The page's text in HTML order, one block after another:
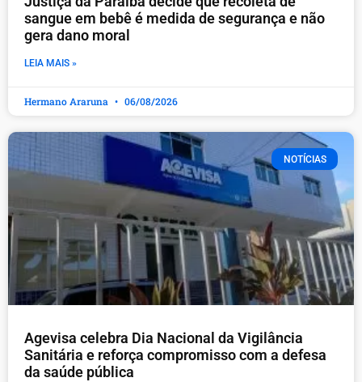
sangue em bebê é medida de segurança e não
gera dano moral
LEIA MAIS »
Hermano Araruna 06/08/2026
NOTÍCIAS
Agevisa celebra Dia Nacional da Vigilância
Sanitária e reforça compromisso com a defesa
da saúde pública